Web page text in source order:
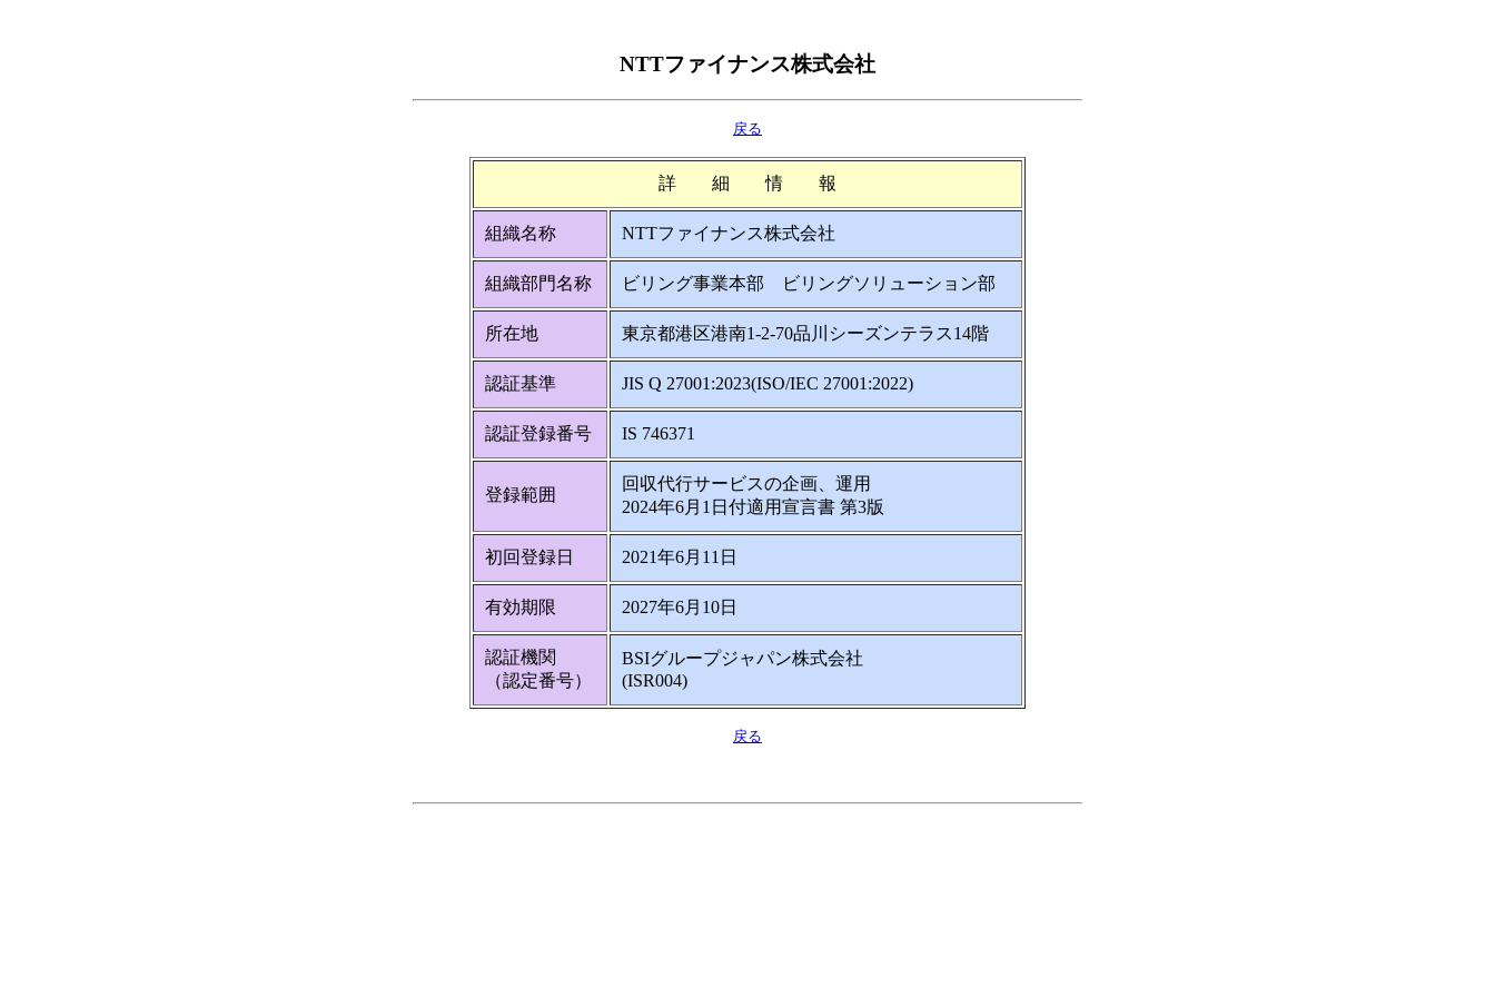
NTTファイナンス株式会社
戻る
詳 細 情 報
組織名称 NTTファイナンス株式会社
組織部門名称 ビリング事業本部 ビリングソリューション部
所在地 東京都港区港南1-2-70品川シーズンテラス14階
認証基準 JIS Q 27001:2023(ISO/IEC 27001:2022)
認証登録番号 IS 746371
登録範囲
回収代行サービスの企画、運用
2024年6月1日付適用宣言書 第3版
初回登録日 2021年6月11日
有効期限 2027年6月10日
認証機関
（認定番号）
BSIグループジャパン株式会社
(ISR004)
戻る